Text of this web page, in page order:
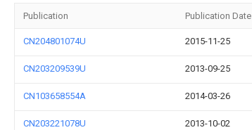
Publication Publication Date
CN204801074U 2015-11-25
CN203209539U 2013-09-25
CN103658554A 2014-03-26
CN203221078U 2013-10-02